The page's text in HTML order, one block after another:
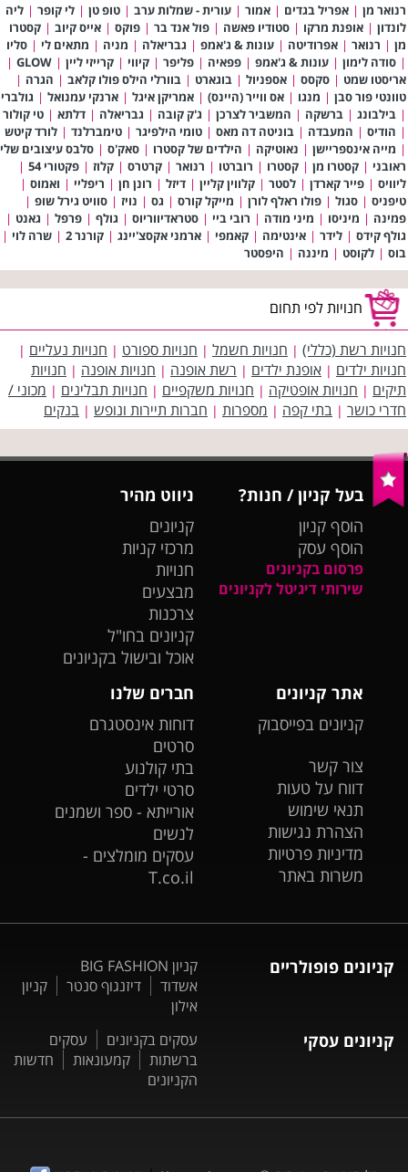
רנואר מן | אפריל בגדים | אמור | עורית - שמלות ערב | טופ טן | לי קופר | ליה
לונדון | אופנת מרקו | סטודיו פאשה | פול אנד בר | פוקס | אייס קיוב | קסטרו
מן | רנואר | אפרודיטה | עונות & ג'אמפ | גבריאלה | מניה | מתאים לי | סליו
| סודה לימון | עונות & ג'אמפ | פפאיה | פליפר | קיווי | קרייזי ליין |
GLOW
|
אריסטו שמט | סקסס | אספניול | בוגארט | בוורלי הילס פולו קלאב | הגרה |
טוונטי פור סבן | מנגו | אס ווייר (היינס) | אמריקן איגל | ארנקי עמנואל | גולברי
| בילבונג | ברשקה | המשביר לצרכן | ג'ק קובה | גבריאלה | דלתא | טי קולור
| הודיס | המעבדה | בוניטה דה מאס | טומי הילפיגר | טימברלנד | לורד קיטש
| מייה אינספריישן | נאוטיקה | הילדים של קסטרו | סאק'ס | סלבס עיצובים שלי
ראובני | קסטרו מן | קסטרו | רוברטו | רנואר | קרטרס | קלוז | פקטורי 54
|
ליוויס | פייר קארדן | לסטר | קלווין קליין | דיזל | רונן חן | ריפליי | ואמוס |
טיפניס | סגול | פולו ראלף לורן | מייקל קורס | גס | נויז | סוויט גירל שופ |
פמינה | מיניסו | מיני מודה | רובי ביי | סטראדיווריוס | גולף | פרפל | גאנט |
גולף קידס | לידר | אינטימה | קאמפי | ארמני אקסצ'יינג | קורנר 2 | שרה לוי |
בוס | לקוסט | מיננה | היפסטר
חנויות לפי תחום
חנויות רשת (כללי) | חנויות חשמל | חנויות ספורט | חנויות נעליים |
חנויות ילדים | אופנת ילדים | רשת אופנה | חנויות אופנה | חנויות
תיקים | חנויות אופטיקה | חנויות משקפיים | חנויות תבלינים | מכוני /
חדרי כושר | בתי קפה | מספרות | חברות תיירות ונופש | בנקים
בעל קניון / חנות?
הוסף קניון
הוסף עסק
פרסום בקניונים
שירותי דיגיטל לקניונים
ניווט מהיר
קניונים
מרכזי קניות
חנויות
מבצעים
צרכנות
קניונים בחו"ל
אוכל ובישול בקניונים
אתר קניונים
קניונים בפייסבוק
צור קשר
דווח על טעות
תנאי שימוש
הצהרת נגישות
מדיניות פרטיות
משרות באתר
חברים שלנו
דוחות אינסטגרם
סרטים
בתי קולנוע
סרטי ילדים
אורייתא - ספר ושמנים
לנשים
עסקים מומלצים -
T.co.il
קניונים פופולריים
קניון BIG FASHION
אשדוד
דיזנגוף סנטר
קניון
אילון
קניונים עסקי עסקים בקניונים
עסקים
ברשתות
קמעונאות
חדשות
הקניונים